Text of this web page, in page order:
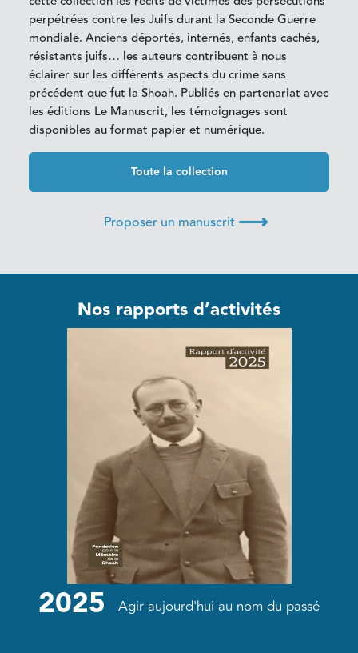
perpétrées contre les Juifs durant la Seconde Guerre
mondiale. Anciens déportés, internés, enfants cachés,
résistants juifs… les auteurs contribuent à nous
éclairer sur les différents aspects du crime sans
précédent que fut la Shoah. Publiés en partenariat avec
les éditions Le Manuscrit, les témoignages sont
disponibles au format papier et numérique.
Toute la collection
Proposer un manuscrit ⟶
Nos rapports d’activités
2025 Agir aujourd'hui au nom du passé